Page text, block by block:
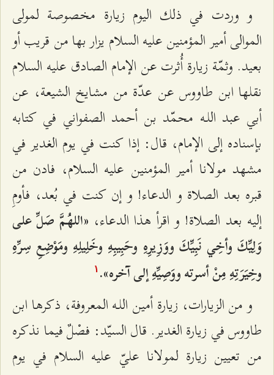
و وردت في ذلك اليوم زيارة مخصوصة لمولى
الموالى أمير المؤمنين عليه السلام يزار بها من قريب أو
بعيد. وثمّة زيارة أُثرت عن الإمام الصادق عليه السلام
نقلها ابن طاووس عن عدّة من مشايخ الشيعة، عن
أبي عبد اللـه محمّد بن أحمد الصفواني في كتابه
بإسناده إلى الإمام، قال: إذا كنت في يوم الغدير في
مشهد مولانا أمير المؤمنين عليه السلام، فادن من
قبره بعد الصلاة و الدعاء! و إن كنت في بُعد، فأومِ
إليه بعد الصلاة! و اقرأ هذا الدعاء، «اللهُمَّ صَلِّ على
وَلِيِّكَ وأخِي نَبِيِّكَ ووَزِيرِهِ وحَبِيبِهِ وخَلِيلِهِ ومَوْضِعِ سِرِّهِ
وخِيَرَتِهِ مِنْ أسرته ووَصِيِّهِ إلى آخره». ۱
و من الزيارات، زيارة أمين اللـه المعروفة، ذكرها ابن
طاووس في زيارة الغدير. قال السيّد: فصْلٌ فيما نذكره
من تعيين زيارة لمولانا عليّ عليه السلام في يوم